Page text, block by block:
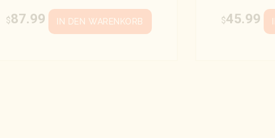
$87.99 IN DEN WARENKORB $45.99